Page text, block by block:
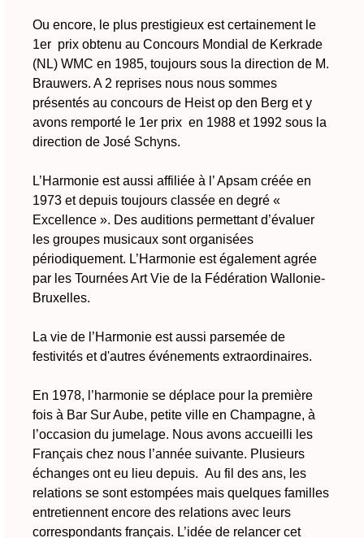
Ou encore, le plus prestigieux est certainement le
1er prix obtenu au Concours Mondial de Kerkrade
(NL) WMC en 1985, toujours sous la direction de M.
Brauwers. A 2 reprises nous nous sommes
présentés au concours de Heist op den Berg et y
avons remporté le 1er prix en 1988 et 1992 sous la
direction de José Schyns.
L’Harmonie est aussi affiliée à l’ Apsam créée en
1973 et depuis toujours classée en degré «
Excellence ». Des auditions permettant d’évaluer
les groupes musicaux sont organisées
périodiquement. L’Harmonie est également agrée
par les Tournées Art Vie de la Fédération Wallonie-
Bruxelles.
La vie de l’Harmonie est aussi parsemée de
festivités et d'autres événements extraordinaires.
En 1978, l’harmonie se déplace pour la première
fois à Bar Sur Aube, petite ville en Champagne, à
l’occasion du jumelage. Nous avons accueilli les
Français chez nous l’année suivante. Plusieurs
échanges ont eu lieu depuis. Au fil des ans, les
relations se sont estompées mais quelques familles
entretiennent encore des relations avec leurs
correspondants français. L’idée de relancer cet